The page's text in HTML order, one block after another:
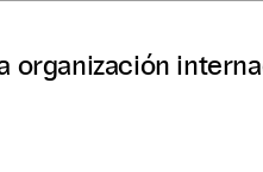
organización